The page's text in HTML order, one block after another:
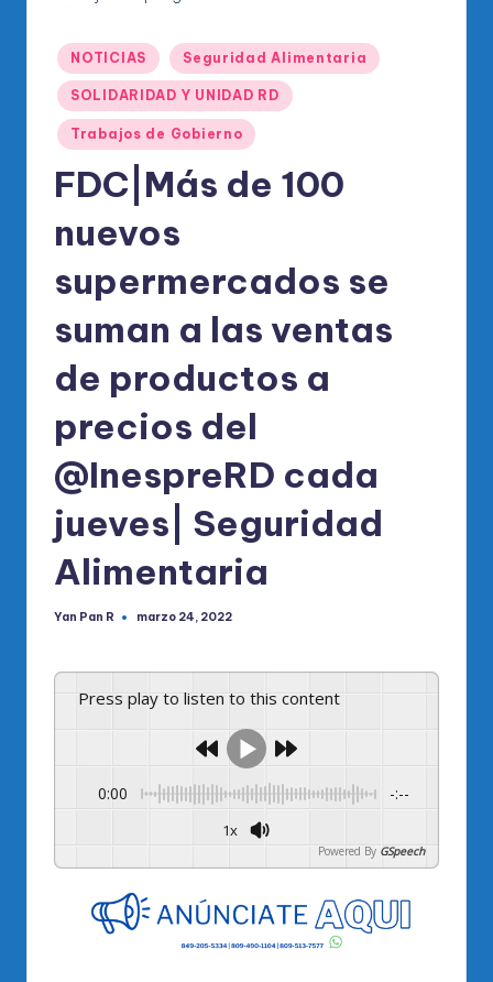
O
ci
al
el
M
Publicado
en
NOTICIAS Seguridad Alimentaria
SOLIDARIDAD Y UNIDAD RD
Trabajos de Gobierno
FDC|Más de 100
nuevos
supermercados se
suman a las ventas
de productos a
precios del
@InespreRD cada
jueves| Seguridad
Alimentaria
Publicado
Yan Pan R marzo 24, 2022
Press play to listen to this content
0:00 -:--
1x
Powered By GSpeech